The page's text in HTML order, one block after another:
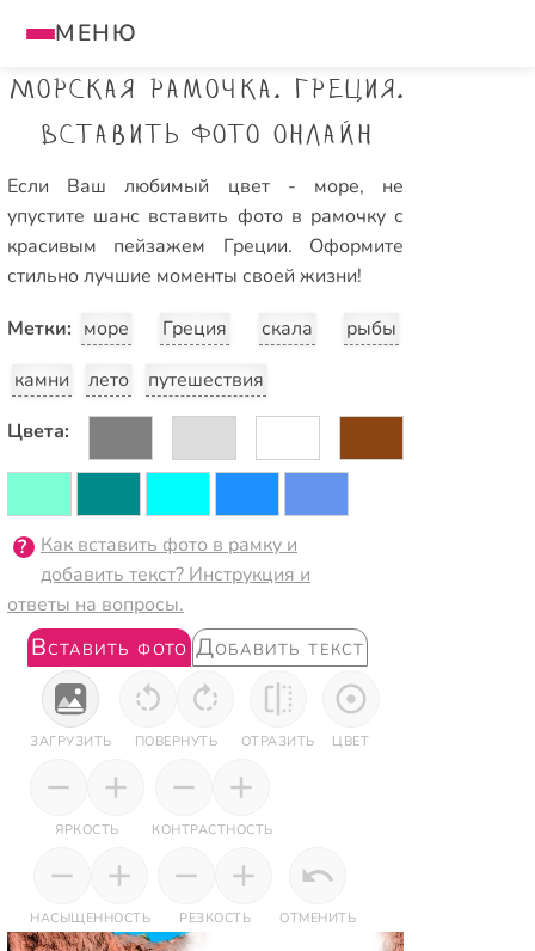
МЕНЮ
Морская рамочка. Греция.
Вставить фото онлайн
Если Ваш любимый цвет - море, не
упустите шанс вставить фото в рамочку с
красивым пейзажем Греции. Оформите
стильно лучшие моменты своей жизни!
Метки: море Греция скала
рыбы
камни
лето
путешествия
Цвета:
Как вставить фото в рамку и
добавить текст? Инструкция и
ответы на вопросы.
Вставить фото Добавить текст
ЗАГРУЗИТЬ ПОВЕРНУТЬ ОТРАЗИТЬ ЦВЕТ
ЯРКОСТЬ КОНТРАСТНОСТЬ
НАСЫЩЕННОСТЬ РЕЗКОСТЬ ОТМЕНИТЬ